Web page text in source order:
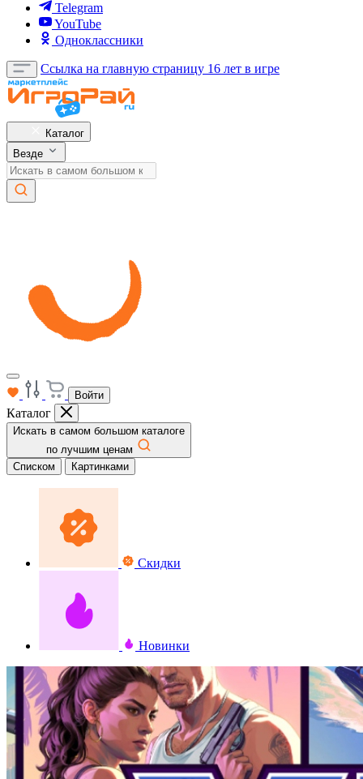
Telegram
YouTube
Одноклассники
Ссылка на главную страницу 16 лет в игре
Каталог
Везде
Войти
Каталог
Искать в самом большом каталоге
по лучшим ценам
Списком
Картинками
Скидки
Новинки